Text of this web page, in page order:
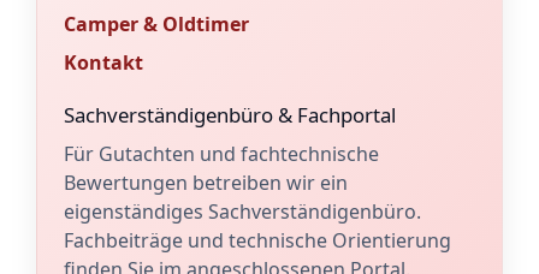
Camper & Oldtimer
Kontakt
Sachverständigenbüro & Fachportal
Für Gutachten und fachtechnische
Bewertungen betreiben wir ein
eigenständiges Sachverständigenbüro.
Fachbeiträge und technische Orientierung
finden Sie im angeschlossenen Portal.